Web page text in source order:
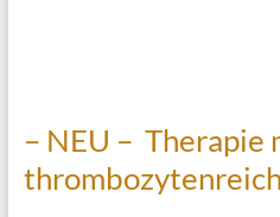
– NEU – Therapie